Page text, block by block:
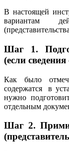
В настоящей
вариантам
Шаг 1.
(если
Как было
содержатся в
нужно
отдельным
Шаг 2.